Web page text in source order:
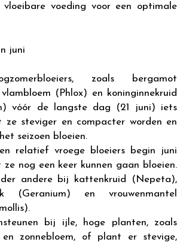
vloeibare voeding voor een optimale
zoals bergamot
(Phlox) en koninginnekruid
vóór de langste dag (21 juni) iets
ze steviger en compacter worden en
seizoen bloeien.
relatief vroege bloeiers begin juni
nog een keer kunnen gaan bloeien.
andere bij kattenkruid (Nepeta),
(Geranium) en vrouwenmantel
bij ijle, hoge planten, zoals
en zonnebloem, of plant er stevige,